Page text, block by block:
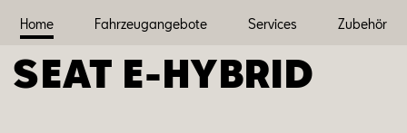
Fahrzeugangebote
Services
Home Fahrzeugangebote Services Zubehör
SEAT ­­E-HYBRID